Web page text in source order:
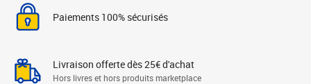
Paiements 100% sécurisés
Livraison offerte dès 25€ d'achat
Hors livres et hors produits marketplace